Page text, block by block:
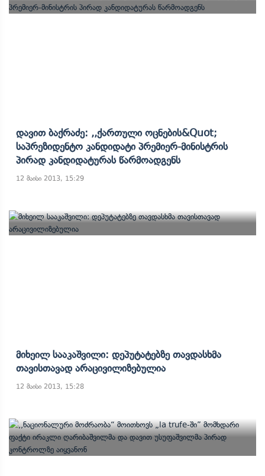
Დავით Ბაქრაძე: ,,ქართული Ოცნების&quot;
Საპრეზიდენტო Კანდიდატი Პრემიერ-Მინისტრის
Პირად Კანდიდატურას Წარმოადგენს
12 მაისი 2013, 15:29
Მიხეილ Სააკაშვილი: Დეპუტატებზე Თავდასხმა
Თავისთავად Არაცივილიზებულია
12 მაისი 2013, 15:28